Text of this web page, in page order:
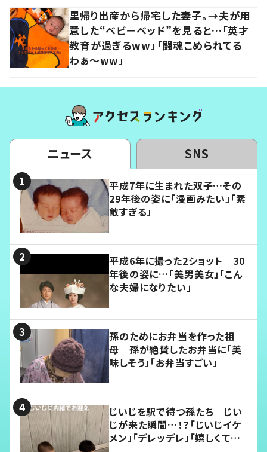
里帰り出産から帰宅した妻子。→夫が用
意した“ベビーベッド”を見ると…「英才
教育が過ぎるww」「闘魂こめられてる
わぁ～ww」
ニュース SNS
平成7年に生まれた双子…その
29年後の姿に「漫画みたい」「素
敵すぎる」
平成6年に撮った2ショット 30
年後の姿に…「美男美女」「こん
な夫婦になりたい」
孫のためにお弁当を作った祖
母 孫が絶賛したお弁当に「美
味しそう」「お弁当すごい」
じいじを駅で待つ孫たち じい
じが来た瞬間…！？「じいじイケ
メン」「デレッデレ」「嬉しくて可